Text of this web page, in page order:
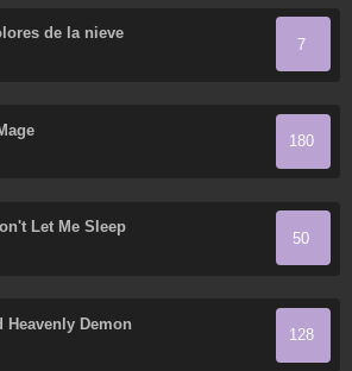
de la nieve
7
180
Let Me Sleep
50
Heavenly Demon
128